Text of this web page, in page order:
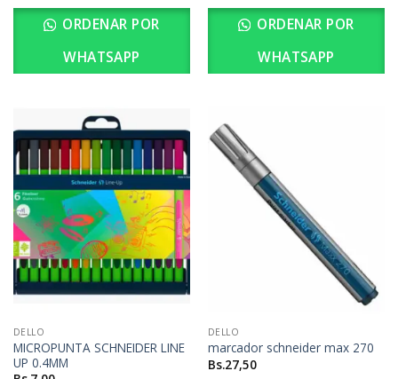
ORDENAR POR
WHATSAPP
ORDENAR POR
WHATSAPP
DELLO
MICROPUNTA SCHNEIDER LINE
UP 0.4MM
DELLO
marcador schneider max 270
Bs.27,50